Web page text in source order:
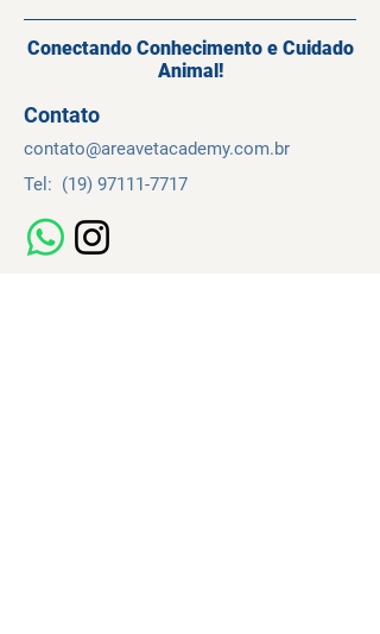
Conectando Conhecimento e Cuidado
Animal!
Contato
contato@areavetacademy.com.br
Tel: (19) 97111-7717